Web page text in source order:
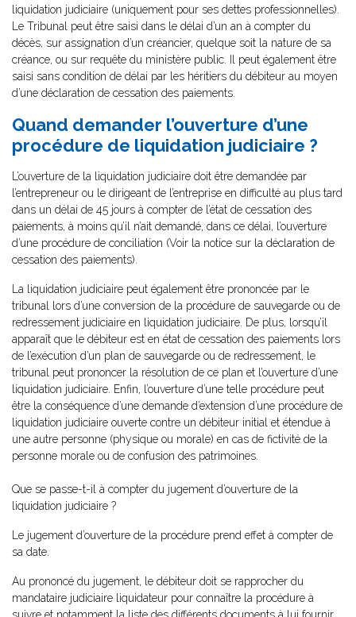
liquidation judiciaire (uniquement pour ses dettes professionnelles).
Le Tribunal peut être saisi dans le délai d’un an à compter du
décès, sur assignation d’un créancier, quelque soit la nature de sa
créance, ou sur requête du ministère public. Il peut également être
saisi sans condition de délai par les héritiers du débiteur au moyen
d’une déclaration de cessation des paiements.
Quand demander l’ouverture d’une
procédure de liquidation judiciaire ?
L’ouverture de la liquidation judiciaire doit être demandée par
l’entrepreneur ou le dirigeant de l’entreprise en difficulté au plus tard
dans un délai de 45 jours à compter de l’état de cessation des
paiements, à moins qu’il n’ait demandé, dans ce délai, l’ouverture
d’une procédure de conciliation (Voir la notice sur la déclaration de
cessation des paiements).
La liquidation judiciaire peut également être prononcée par le
tribunal lors d’une conversion de la procédure de sauvegarde ou de
redressement judiciaire en liquidation judiciaire. De plus, lorsqu’il
apparaît que le débiteur est en état de cessation des paiements lors
de l’exécution d’un plan de sauvegarde ou de redressement, le
tribunal peut prononcer la résolution de ce plan et l’ouverture d’une
liquidation judiciaire. Enfin, l’ouverture d’une telle procédure peut
être la conséquence d’une demande d’extension d’une procédure de
liquidation judiciaire ouverte contre un débiteur initial et étendue à
une autre personne (physique ou morale) en cas de fictivité de la
personne morale ou de confusion des patrimoines.
Que se passe-t-il à compter du jugement d’ouverture de la
liquidation judiciaire ?
Le jugement d’ouverture de la procédure prend effet à compter de
sa date.
Au prononcé du jugement, le débiteur doit se rapprocher du
mandataire judiciaire liquidateur pour connaître la procédure à